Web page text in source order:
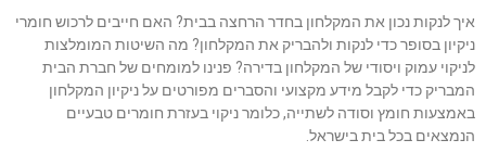
איך לנקות נכון את המקלחון בחדר הרחצה בבית? האם חייבים לרכוש חומרי
ניקיון בסופר כדי לנקות ולהבריק את המקלחון? מה השיטות המומלצות
לניקוי עמוק ויסודי של המקלחון בדירה? פנינו למומחים של חברת הבית
המבריק כדי לקבל מידע מקצועי והסברים מפורטים על ניקיון המקלחון
באמצעות חומץ וסודה לשתייה, כלומר ניקוי בעזרת חומרים טבעיים
הנמצאים בכל בית בישראל.